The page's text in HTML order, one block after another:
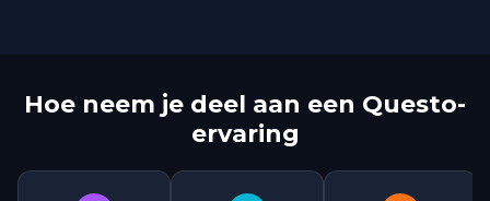
Hoe neem je deel aan een Questo-
ervaring